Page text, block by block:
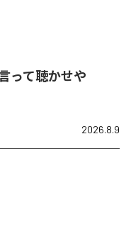
って聴かせや
2026.8.9